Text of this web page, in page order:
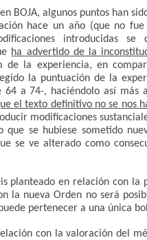
BOJA, algunos puntos han
hace un año (que no fue
introducidas se
ha advertido de la
la experiencia, en
la puntuación de la
a 74-, haciéndolo así más
el texto definitivo no se nos
modificaciones
que se hubiese sometido
se ve alterado como
planteado en relación con la
la nueva Orden no será
pertenecer a una única
con la valoración del